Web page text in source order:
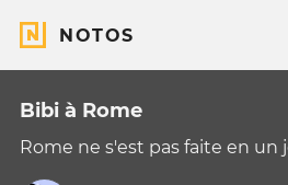
NOTOS
Bibi à Rome
Rome ne s'est pas faite en un